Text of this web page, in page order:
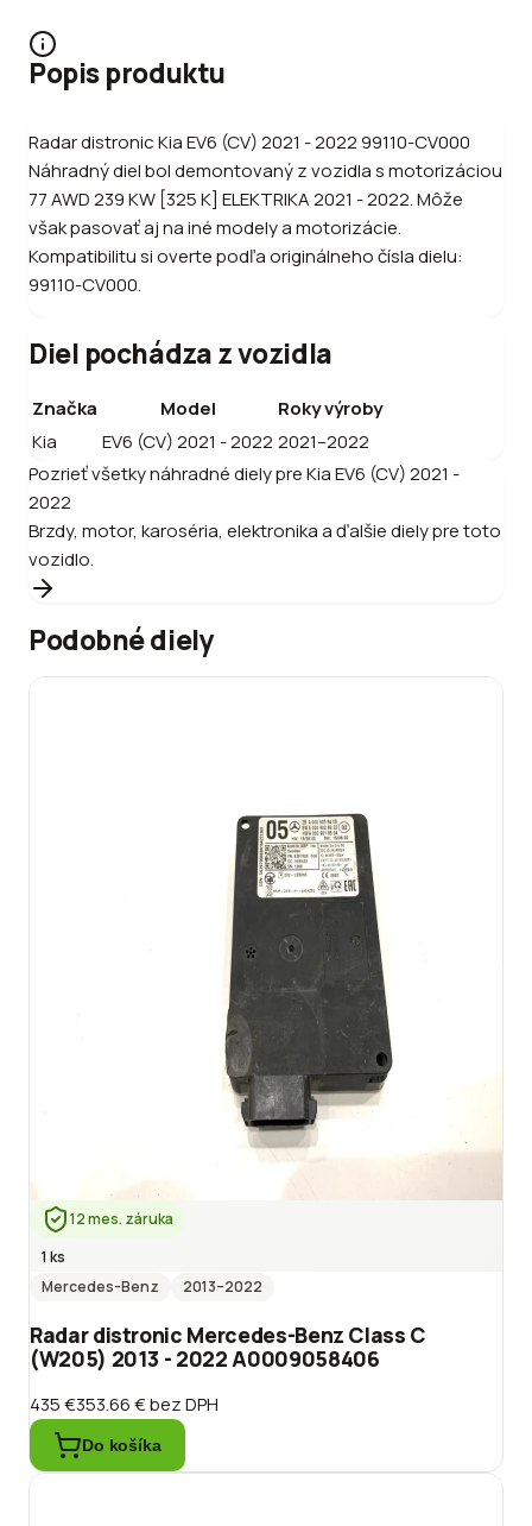
Popis produktu
Radar distronic Kia EV6 (CV) 2021 - 2022 99110-CV000
Náhradný diel bol demontovaný z vozidla s motorizáciou
77 AWD 239 KW [325 K] ELEKTRIKA 2021 - 2022. Môže
však pasovať aj na iné modely a motorizácie.
Kompatibilitu si overte podľa originálneho čísla dielu:
99110-CV000.
Diel pochádza z vozidla
Značka Model
Roky výroby
Kia
EV6 (CV) 2021 - 2022 2021–2022
Pozrieť všetky náhradné diely preKiaEV6 (CV) 2021 -
2022
Brzdy, motor, karoséria, elektronika a ďalšie diely pre toto
vozidlo.
Podobné diely
12 mes. záruka
1 ks
Mercedes-Benz
2013–2022
Radar distronic Mercedes-Benz Class C
(W205) 2013 - 2022 A0009058406
435 €353.66 €bez DPH
Do košíka